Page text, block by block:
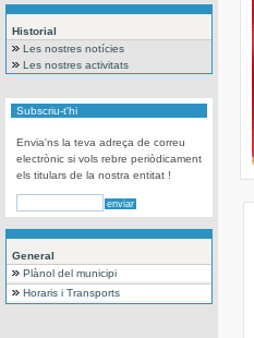
Historial
Les nostres notícies
Les nostres activitats
Subscriu-t'hi
Envia'ns la teva adreça de correu
electrònic si vols rebre periòdicament
els titulars de la nostra entitat !
General
Plànol del municipi
Horaris i Transports